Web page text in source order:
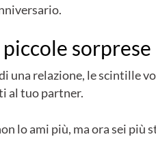
una relazione, le scintille
al tuo partner.
lo ami più, ma ora sei più